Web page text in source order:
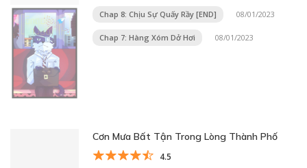
Chap 8: Chịu Sự Quấy Rầy [END] 08/01/2023
Chap 7: Hàng Xóm Dở Hơi 08/01/2023
Cơn Mưa Bất Tận Trong Lòng Thành Phố
4.5